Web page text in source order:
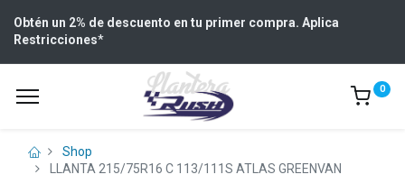
Obtén un 2% de descuento en tu primer compra. Aplica
Restricciones*
0
Shop
LLANTA 215/75R16 C 113/111S ATLAS GREENVAN